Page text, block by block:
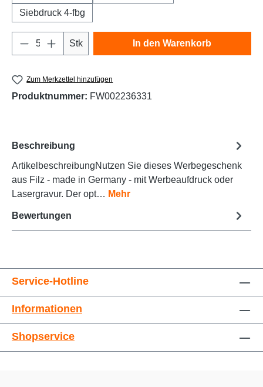
Siebdruck 4-fbg
Produkt Anzahl: Gib den gewünschten
Stk In den Warenkorb
Zum Merkzettel hinzufügen
Produktnummer: FW002236331
Beschreibung
ArtikelbeschreibungNutzen Sie dieses Werbegeschenk
aus Filz - made in Germany - mit Werbeaufdruck oder
Lasergravur. Der opt… Mehr
Bewertungen
Service-Hotline
Informationen
Shopservice
Animationen stoppen Überschriften hervorheben
Großer Cursor